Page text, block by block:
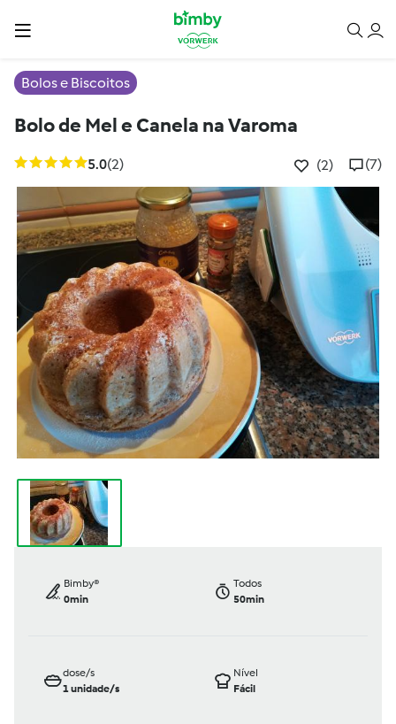
Bolos e Biscoitos
Bolo de Mel e Canela na Varoma
5.0(2) (2) (7)
Bimby®
0min
Todos
50min
dose/s
1unidade/s
Nível
Fácil